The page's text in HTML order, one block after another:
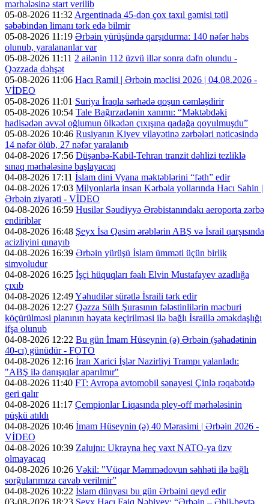
mərhələsinə start verilib
05-08-2026 11:32 Argentinada 45-dən çox taxıl gəmisi tətil
səbəbindən limanı tərk edə bilmir
05-08-2026 11:19 Ərbəin yürüşündə qarşıdurma: 140 nəfər həbs
olunub, yaralananlar var
05-08-2026 11:11 2 ailənin 112 üzvü illər sonra dəfn olundu -
Qəzzada dəhşət
05-08-2026 11:06 Hacı Ramil | Ərbəin məclisi 2026 | 04.08.2026 -
VİDEO
05-08-2026 11:01 Suriya İraqla sərhədə qoşun cəmləşdirir
05-08-2026 10:54 Tale Bağırzadənin xanımı: “Məktəbdəki
hadisədən əvvəl oğlumun ölkədən çıxışına qadağa qoyulmuşdu”
05-08-2026 10:46 Rusiyanın Kiyev vilayətinə zərbələri nəticəsində
14 nəfər ölüb, 27 nəfər yaralanıb
04-08-2026 17:56 Düşənbə-Kabil-Tehran tranzit dəhlizi tezliklə
sınaq mərhələsinə başlayacaq
04-08-2026 17:11 İslam dini Vyana məktəblərini “fəth” edir
04-08-2026 17:03 Milyonlarla insan Kərbəla yollarında Hacı Sahin |
Ərbəin ziyarəti - VİDEO
04-08-2026 16:59 Husilər Səudiyyə Ərəbistanındakı aeroporta zərbə
endiriblər
04-08-2026 16:48 Şeyx İsa Qasim ərəblərin ABŞ və İsrail qarşısında
acizliyini qınayıb
04-08-2026 16:39 Ərbəin yürüşü İslam ümməti üçün birlik
simvoludur
04-08-2026 16:25 İşçi hüquqları fəalı Elvin Mustafayev azadlığa
çıxıb
04-08-2026 12:49Yəhudilər sürətlə İsraili tərk edir
04-08-2026 12:27 Qəzza Sülh Şurasının fələstinlilərin məcburi
köçürülməsi planının həyata keçirilməsi ilə bağlı İsraillə əməkdaşlığı
ifşa olunub
04-08-2026 12:22 Bu gün İmam Hüseynin (ə) Ərbəin (şəhadətinin
40-cı) günüdür - FOTO
04-08-2026 12:16 İran Xarici İşlər Nazirliyi Trampı yalanladı:
"ABŞ ilə danışıqlar aparılmır"
04-08-2026 11:40 FT: Avropa avtomobil sənayesi Çinlə rəqabətdə
geri qalır
04-08-2026 11:17 Çempionlar Liqasında pley-off mərhələsinin
püşkü atıldı
04-08-2026 10:46 İmam Hüseynin (ə) 40 Mərasimi | Ərbəin 2026 -
VİDEO
04-08-2026 10:39 Zalujnı: Ukrayna heç vaxt NATO-ya üzv
olmayacaq
04-08-2026 10:26 Vəkil: "Vüqar Məmmədovun səhhəti ilə bağlı
sorğularımıza cavab verilmir”
04-08-2026 10:22 İslam dünyası bu gün Ərbəini qeyd edir